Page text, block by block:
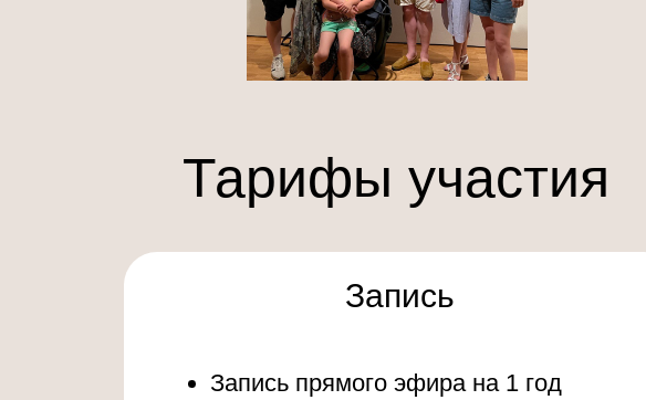
Тарифы участия
Запись
Запись прямого эфира на 1 год